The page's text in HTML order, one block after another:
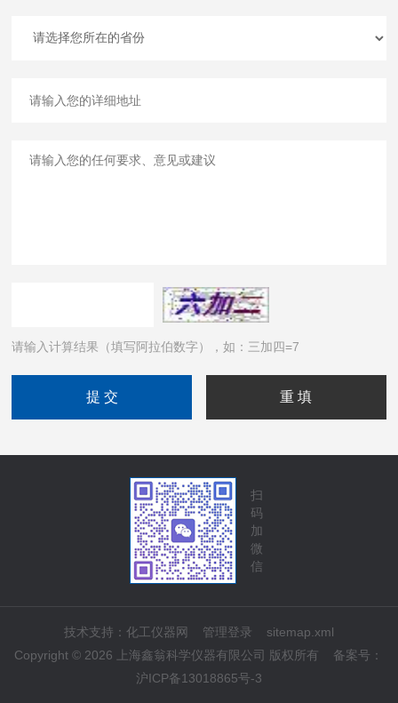
请输入计算结果（填写阿拉伯数字），如：三加四=7
扫
码
加
微
信
技术支持： 化工仪器网 管理登录
sitemap.xml
Copyright © 2026 上海鑫翁科学仪器有限公司 版权所有 备案号：
沪ICP备13018865号-3